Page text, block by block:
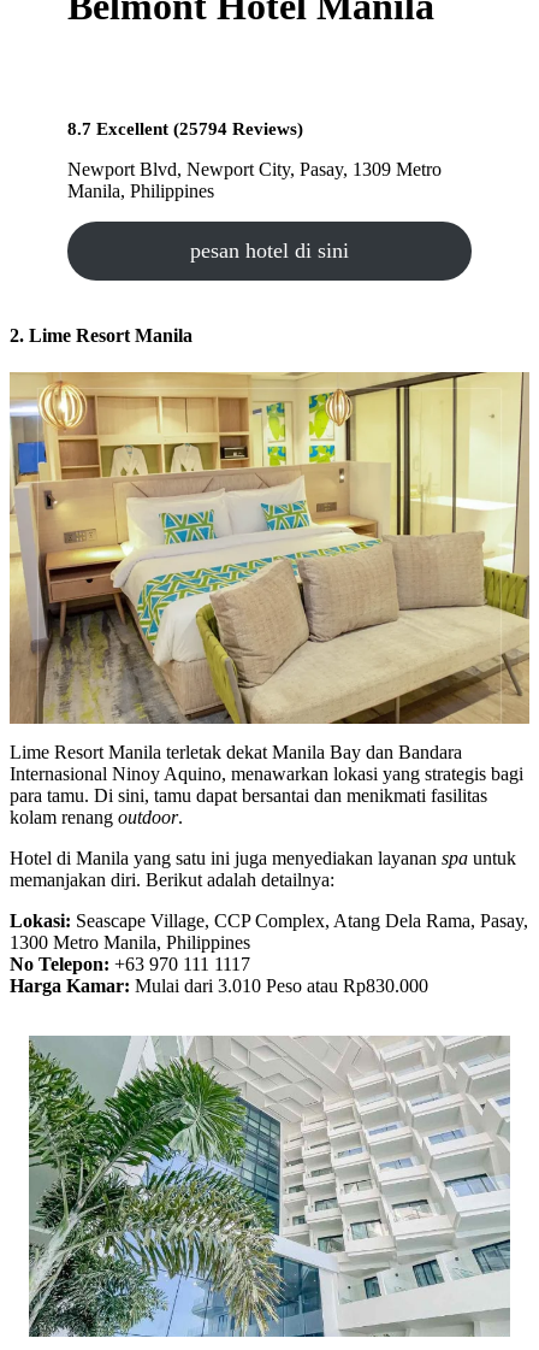
8.7 Excellent (25794 Reviews)
Newport Blvd, Newport City, Pasay, 1309 Metro
Manila, Philippines
pesan hotel di sini
2. Lime Resort Manila
Lime Resort Manila terletak dekat Manila Bay dan Bandara
Internasional Ninoy Aquino, menawarkan lokasi yang strategis bagi
para tamu. Di sini, tamu dapat bersantai dan menikmati fasilitas
kolam renang outdoor.
Hotel di Manila yang satu ini juga menyediakan layanan spa untuk
memanjakan diri. Berikut adalah detailnya:
Lokasi: Seascape Village, CCP Complex, Atang Dela Rama, Pasay,
1300 Metro Manila, Philippines
No Telepon: +63 970 111 1117
Harga Kamar: Mulai dari 3.010 Peso atau Rp830.000